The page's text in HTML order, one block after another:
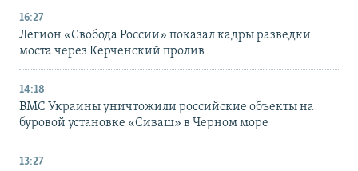
16:27
Легион «Свобода России» показал кадры разведки
моста через Керченский пролив
14:18
ВМС Украины уничтожили российские объекты на
буровой установке «Сиваш» в Черном море
13:27